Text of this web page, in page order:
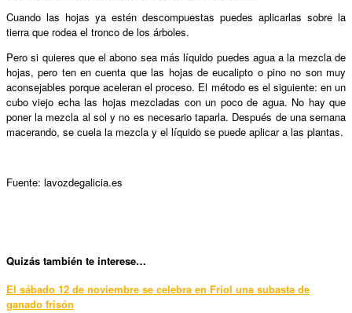
Cuando las hojas ya estén descompuestas puedes aplicarlas sobre la
tierra que rodea el tronco de los árboles.
Pero si quieres que el abono sea más líquido puedes agua a la mezcla de
hojas, pero ten en cuenta que las hojas de eucalipto o pino no son muy
aconsejables porque aceleran el proceso. El método es el siguiente: en un
cubo viejo echa las hojas mezcladas con un poco de agua. No hay que
poner la mezcla al sol y no es necesario taparla. Después de una semana
macerando, se cuela la mezcla y el líquido se puede aplicar a las plantas.
Fuente: lavozdegalicia.es
Quizás también te interese…
El sábado 12 de noviembre se celebra en Friol una subasta de
ganado frisón